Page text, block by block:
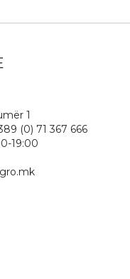
numër
(0) 71 367 666
19:00